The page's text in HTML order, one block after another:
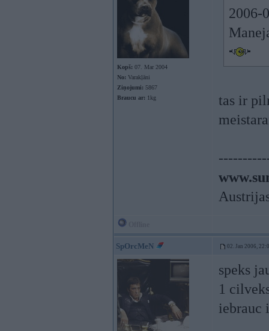
Kopš: 07. Mar 2004
No: Varakļāni
Ziņojumi: 5867
Braucu ar: 1kg
2006-
tas ir
SpOrcMeN 02. Jan 2006,
speks
1
iebrauc